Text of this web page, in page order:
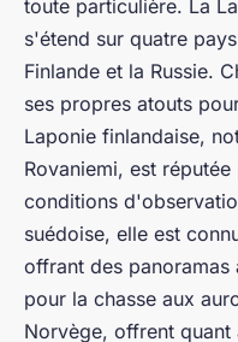
toute particulière. La
s'étend sur quatre
Finlande et la Russie.
ses propres atouts
Laponie finlandaise,
Rovaniemi, est
conditions
suédoise, elle est
offrant des
pour la chasse aux
Norvège, offrent quant